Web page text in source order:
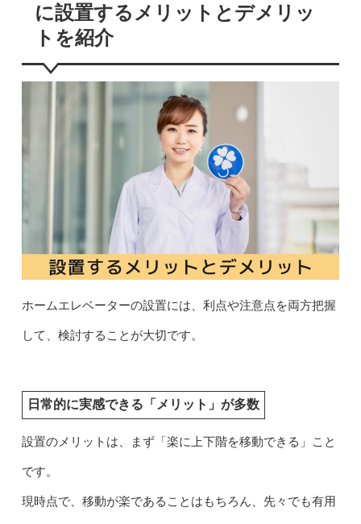
に設置するメリットとデメリッ
トを紹介
ホームエレベーターの設置には、利点や注意点を両方把握
して、検討することが大切です。
日常的に実感できる「メリット」が多数
設置のメリットは、まず「楽に上下階を移動できる」こと
です。
現時点で、移動が楽であることはもちろん、先々でも有用